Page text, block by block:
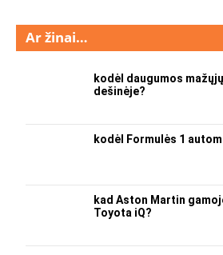
Ar žinai…
kodėl daugumos
dešinėje?
kodėl Formulės 1
kad Aston Martin
Toyota iQ?